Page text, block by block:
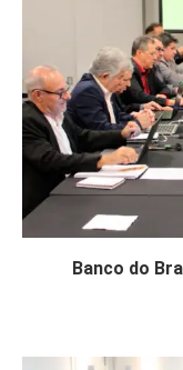
Banco do